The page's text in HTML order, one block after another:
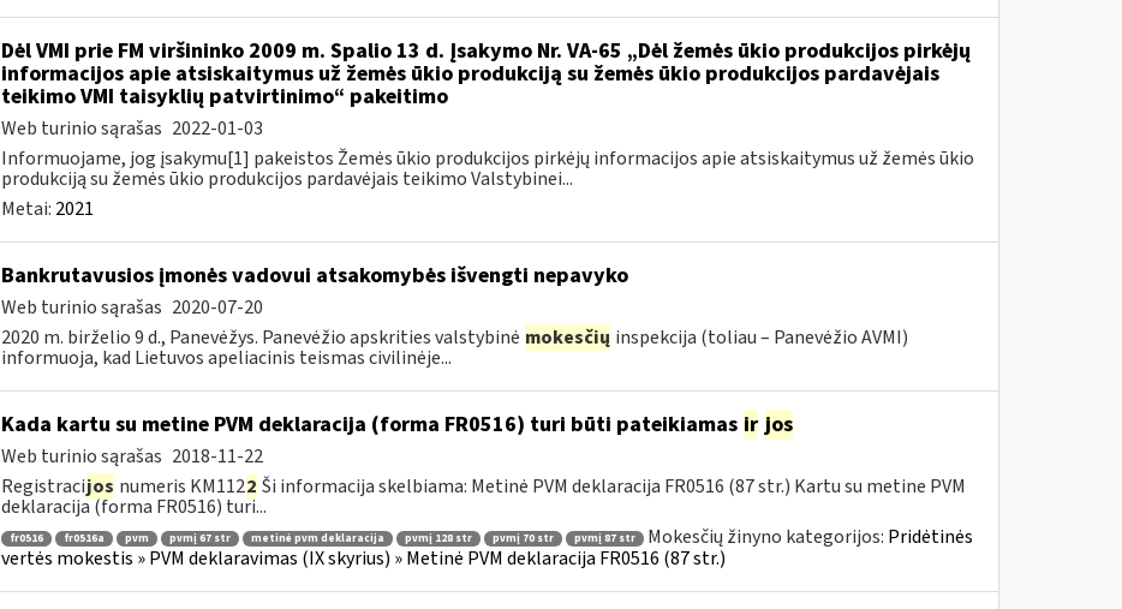
Dėl VMI prie FM viršininko 2009 m. Spalio 13 d. Įsakymo Nr. VA-65 „Dėl žemės ūkio produkcijos pirkėjų
informacijos apie atsiskaitymus už žemės ūkio produkciją su žemės ūkio produkcijos pardavėjais
teikimo VMI taisyklių patvirtinimo“ pakeitimo
Web turinio sąrašas 2022-01-03
Informuojame, jog įsakymu[1] pakeistos Žemės ūkio produkcijos pirkėjų informacijos apie atsiskaitymus už žemės ūkio
produkciją su žemės ūkio produkcijos pardavėjais teikimo Valstybinei...
Metai: 2021
Bankrutavusios įmonės vadovui atsakomybės išvengti nepavyko
Web turinio sąrašas 2020-07-20
2020 m. birželio 9 d., Panevėžys. Panevėžio apskrities valstybinė mokesčių inspekcija (toliau – Panevėžio AVMI)
informuoja, kad Lietuvos apeliacinis teismas civilinėje...
Kada kartu su metine PVM deklaracija (forma FR0516) turi būti pateikiamas ir jos
Web turinio sąrašas 2018-11-22
Registracijos numeris KM1122 Ši informacija skelbiama: Metinė PVM deklaracija FR0516 (87 str.) Kartu su metine PVM
deklaracija (forma FR0516) turi...
fr0516 fr0516a pvm pvmį 67 str metinė pvm deklaracija pvmį 128 str pvmį 70 str pvmį 87 str Mokesčių žinyno kategorijos: Pridėtinės
vertės mokestis » PVM deklaravimas (IX skyrius) » Metinė PVM deklaracija FR0516 (87 str.)